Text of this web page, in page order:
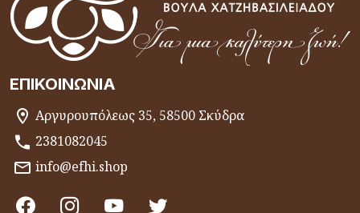
ΕΠΙΚΟΙΝΩΝΊΑ
Αργυρουπόλεως 35, 58500 Σκύδρα
2381082045
info@efhi.shop